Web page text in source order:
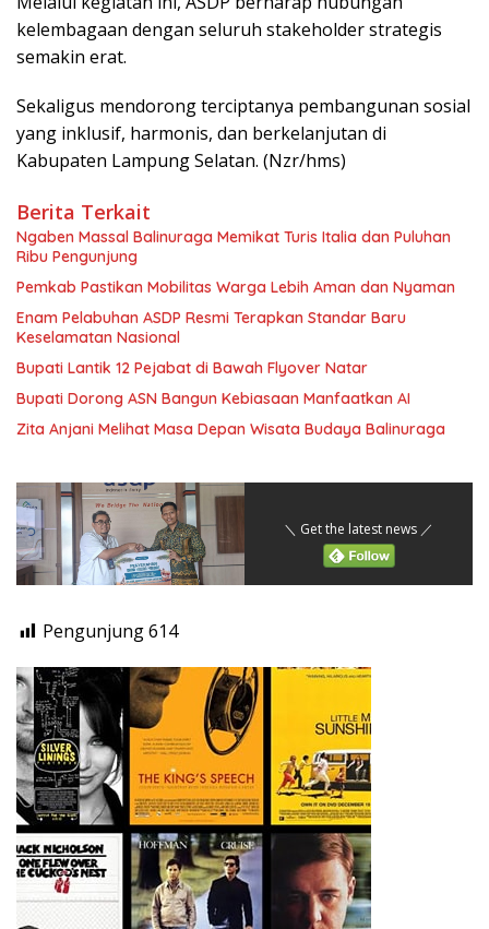
kelembagaan dengan seluruh stakeholder strategis
semakin erat.
Sekaligus mendorong terciptanya pembangunan sosial
yang inklusif, harmonis, dan berkelanjutan di
Kabupaten Lampung Selatan. (Nzr/hms)
Berita Terkait
Ngaben Massal Balinuraga Memikat Turis Italia dan Puluhan
Ribu Pengunjung
Pemkab Pastikan Mobilitas Warga Lebih Aman dan Nyaman
Enam Pelabuhan ASDP Resmi Terapkan Standar Baru
Keselamatan Nasional
Bupati Lantik 12 Pejabat di Bawah Flyover Natar
Bupati Dorong ASN Bangun Kebiasaan Manfaatkan AI
Zita Anjani Melihat Masa Depan Wisata Budaya Balinuraga
＼ Get the latest news ／
Pengunjung614